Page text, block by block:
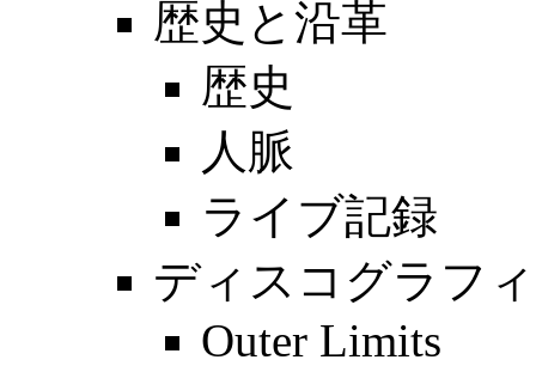
歴史と沿革
歴史
人脈
ライブ記録
ディスコグラフ
Outer Limits